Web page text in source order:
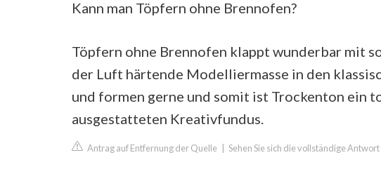
Kann man Töpfern ohne Brennofen?
Töpfern ohne Brennofen klappt wunderbar mit
der Luft härtende Modelliermasse in den
und formen gerne und somit ist Trockenton ein
ausgestatteten Kreativfundus.
Antrag auf Entfernung der Quelle Sehen Sie sich die vollständige